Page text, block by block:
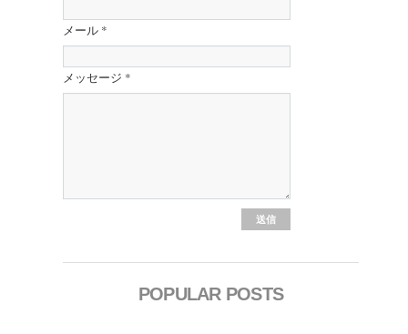
メール *
メッセージ *
POPULAR POSTS